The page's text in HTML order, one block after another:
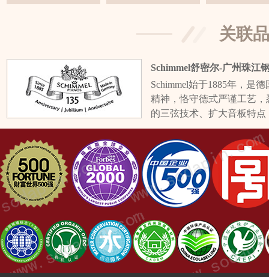
关联
Schimmel舒密尔-广州珠江
Schimmel始于1885年，是
精神，恪守德式严谨工艺
的三弦技术、扩大音板特
并拥有媲美大型演奏钢琴